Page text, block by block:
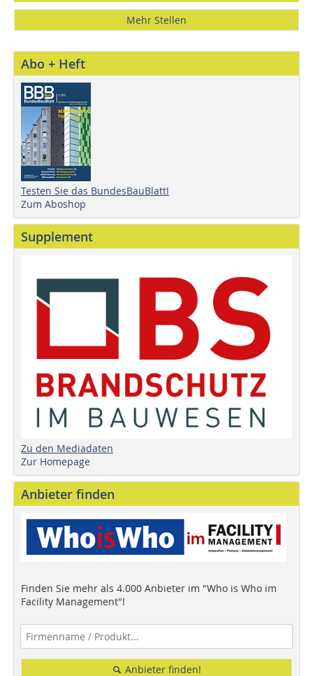
Mehr Stellen
Abo + Heft
Testen Sie das BundesBauBlatt!
Zum Aboshop
Supplement
Zu den Mediadaten
Zur Homepage
Anbieter finden
Finden Sie mehr als 4.000 Anbieter im "Who is Who im
Facility Management"!
Anbieter finden!